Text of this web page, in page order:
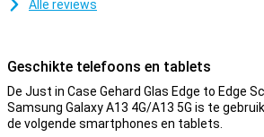
Alle reviews
Geschikte telefoons en tablets
De Just in Case Gehard Glas Edge to Edge
Samsung Galaxy A13 4G/A13 5G is te
de volgende smartphones en tablets.